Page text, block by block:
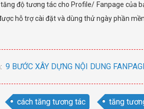
tăng độ tương tác cho Profile/ Fanpage
hỗ trợ cài đặt và dùng thử ngày phần
9 BƯỚC XÂY DỰNG NỘI DUNG
cách tăng tương tác tăng